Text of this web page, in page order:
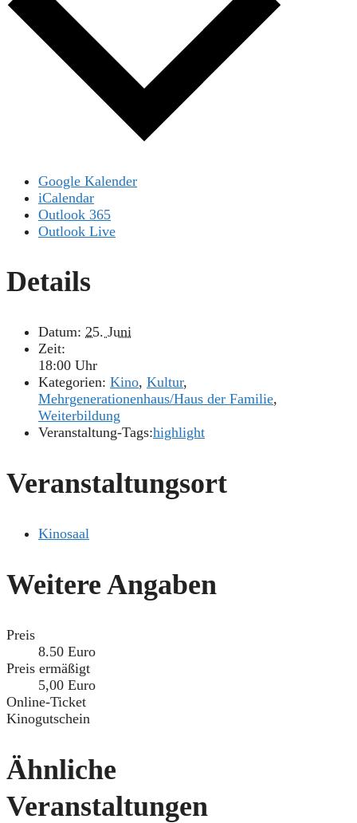
Google Kalender
iCalendar
Outlook 365
Outlook Live
Details
Datum: 25. Juni
Zeit:
18:00 Uhr
Kategorien: Kino, Kultur,
Mehrgenerationenhaus/Haus der Familie,
Weiterbildung
Veranstaltung-Tags:highlight
Veranstaltungsort
Kinosaal
Weitere Angaben
Preis
8.50 Euro
Preis ermäßigt
5,00 Euro
Online-Ticket
Kinogutschein
Ähnliche
Veranstaltungen